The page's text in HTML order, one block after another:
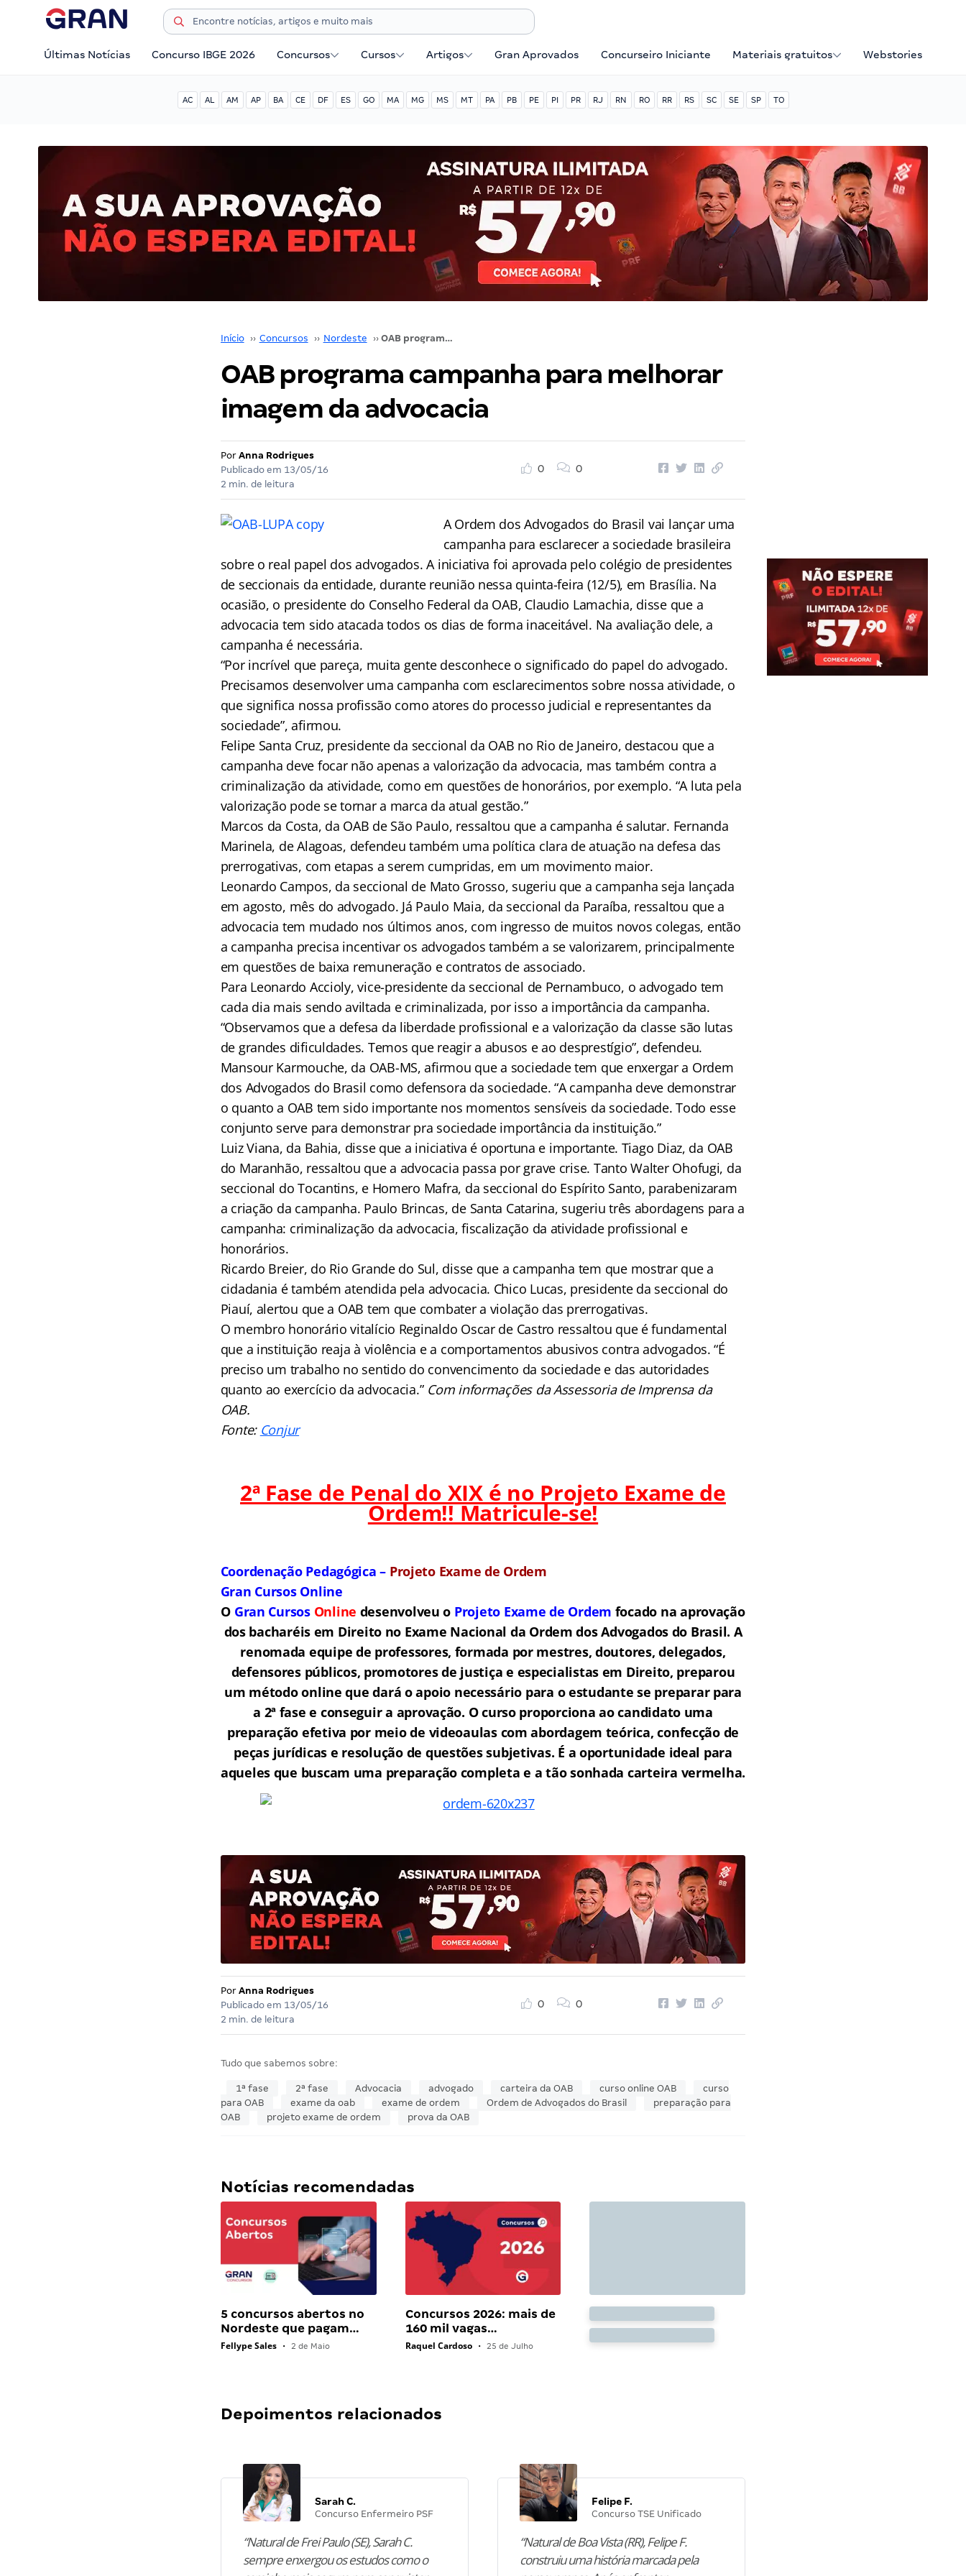
Últimas Notícias Concurso IBGE 2026 Concursos Cursos Artigos Gran Aprovados Concurseiro Iniciante Materiais gratuitos Webstories
AC AL AM AP BA CE DF ES GO MA MG MS MT PA PB PE PI PR RJ RN RO RR RS SC SE SP TO
Início ›› Concursos ›› Nordeste ›› OAB programa campanha para melhorar imagem da advocacia
OAB programa campanha para melhorar
imagem da advocacia
Por Anna Rodrigues
Publicado em 13/05/16
2 min. de leitura
0 0
A Ordem dos Advogados do Brasil vai lançar uma
campanha para esclarecer a sociedade brasileira
sobre o real papel dos advogados. A iniciativa foi aprovada pelo colégio de presidentes
de seccionais da entidade, durante reunião nessa quinta-feira (12/5), em Brasília. Na
ocasião, o presidente do Conselho Federal da OAB, Claudio Lamachia, disse que a
advocacia tem sido atacada todos os dias de forma inaceitável. Na avaliação dele, a
campanha é necessária.
“Por incrível que pareça, muita gente desconhece o significado do papel do advogado.
Precisamos desenvolver uma campanha com esclarecimentos sobre nossa atividade, o
que significa nossa profissão como atores do processo judicial e representantes da
sociedade”, afirmou.
Felipe Santa Cruz, presidente da seccional da OAB no Rio de Janeiro, destacou que a
campanha deve focar não apenas a valorização da advocacia, mas também contra a
criminalização da atividade, como em questões de honorários, por exemplo. “A luta pela
valorização pode se tornar a marca da atual gestão.”
Marcos da Costa, da OAB de São Paulo, ressaltou que a campanha é salutar. Fernanda
Marinela, de Alagoas, defendeu também uma política clara de atuação na defesa das
prerrogativas, com etapas a serem cumpridas, em um movimento maior.
Leonardo Campos, da seccional de Mato Grosso, sugeriu que a campanha seja lançada
em agosto, mês do advogado. Já Paulo Maia, da seccional da Paraíba, ressaltou que a
advocacia tem mudado nos últimos anos, com ingresso de muitos novos colegas, então
a campanha precisa incentivar os advogados também a se valorizarem, principalmente
em questões de baixa remuneração e contratos de associado.
Para Leonardo Accioly, vice-presidente da seccional de Pernambuco, o advogado tem
cada dia mais sendo aviltada e criminalizada, por isso a importância da campanha.
“Observamos que a defesa da liberdade profissional e a valorização da classe são lutas
de grandes dificuldades. Temos que reagir a abusos e ao desprestígio”, defendeu.
Mansour Karmouche, da OAB-MS, afirmou que a sociedade tem que enxergar a Ordem
dos Advogados do Brasil como defensora da sociedade. “A campanha deve demonstrar
o quanto a OAB tem sido importante nos momentos sensíveis da sociedade. Todo esse
conjunto serve para demonstrar pra sociedade importância da instituição.”
Luiz Viana, da Bahia, disse que a iniciativa é oportuna e importante. Tiago Diaz, da OAB
do Maranhão, ressaltou que a advocacia passa por grave crise. Tanto Walter Ohofugi, da
seccional do Tocantins, e Homero Mafra, da seccional do Espírito Santo, parabenizaram
a criação da campanha. Paulo Brincas, de Santa Catarina, sugeriu três abordagens para a
campanha: criminalização da advocacia, fiscalização da atividade profissional e
honorários.
Ricardo Breier, do Rio Grande do Sul, disse que a campanha tem que mostrar que a
cidadania é também atendida pela advocacia. Chico Lucas, presidente da seccional do
Piauí, alertou que a OAB tem que combater a violação das prerrogativas.
O membro honorário vitalício Reginaldo Oscar de Castro ressaltou que é fundamental
que a instituição reaja à violência e a comportamentos abusivos contra advogados. “É
preciso um trabalho no sentido do convencimento da sociedade e das autoridades
quanto ao exercício da advocacia.” Com informações da Assessoria de Imprensa da
OAB.
Fonte: Conjur
2ª Fase de Penal do XIX é no Projeto Exame de
Ordem!! Matricule-se!
Coordenação Pedagógica – Projeto Exame de Ordem
Gran Cursos Online
O Gran Cursos Online desenvolveu o Projeto Exame de Ordem focado na aprovação
dos bacharéis em Direito no Exame Nacional da Ordem dos Advogados do Brasil. A
renomada equipe de professores, formada por mestres, doutores, delegados,
defensores públicos, promotores de justiça e especialistas em Direito, preparou
um método online que dará o apoio necessário para o estudante se preparar para
a 2ª fase e conseguir a aprovação. O curso proporciona ao candidato uma
preparação efetiva por meio de videoaulas com abordagem teórica, confecção de
peças jurídicas e resolução de questões subjetivas. É a oportunidade ideal para
aqueles que buscam uma preparação completa e a tão sonhada carteira vermelha.
Por Anna Rodrigues
Publicado em 13/05/16
2 min. de leitura
0 0
Tudo que sabemos sobre:
1ª fase 2ª fase Advocacia advogado carteira da OAB curso online OAB
curso
para OAB
exame da oab exame de ordem Ordem de Advogados do Brasil
preparação para
OAB
projeto exame de ordem prova da OAB
Notícias recomendadas
5 concursos abertos no
Nordeste que pagam…
Fellype Sales • 2 de Maio
Concursos 2026: mais de
160 mil vagas…
Raquel Cardoso • 25 de Julho
Depoimentos relacionados
Sarah C.
Concurso Enfermeiro PSF
“Natural de Frei Paulo (SE), Sarah C.
sempre enxergou os estudos como o
Felipe F.
Concurso TSE Unificado
“Natural de Boa Vista (RR), Felipe F.
construiu uma história marcada pela